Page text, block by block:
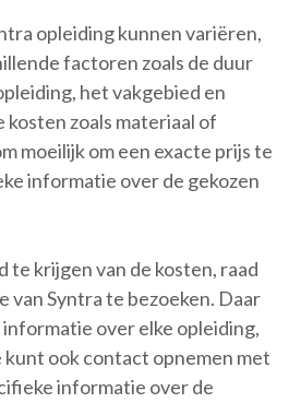
opleiding kunnen variëren,
factoren zoals de duur
het vakgebied en
zoals materiaal of
moeilijk om een exacte prijs te
informatie over de gekozen
te krijgen van de kosten, raad
van Syntra te bezoeken. Daar
over elke opleiding,
kunt ook contact opnemen met
informatie over de